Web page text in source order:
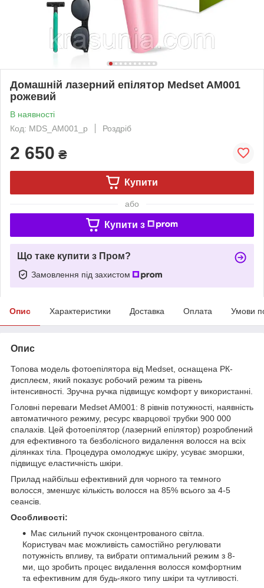
Домашній лазерний епілятор Medset AM001
рожевий
В наявності
Код: MDS_AM001_p
Роздріб
2 650 ₴
Купити
або
Купити з
Що таке купити з Пром?
Замовлення під захистом
Опис Характеристики Доставка Оплата Умови
Опис
Топова модель фотоепілятора від Medset, оснащена РК-
дисплеєм, який показує робочий режим та рівень
інтенсивності. Зручна ручка підвищує комфорт у використанні.
Головні переваги Medset AM001: 8 рівнів потужності, наявність
автоматичного режиму, ресурс кварцової трубки 900 000
спалахів. Цей фотоепілятор (лазерний епілятор) розроблений
для ефективного та безболісного видалення волосся на всіх
ділянках тіла. Процедура омолоджує шкіру, усуває зморшки,
підвищує еластичність шкіри.
Прилад найбільш ефективний для чорного та темного
волосся, зменшує кількість волосся на 85% всього за 4-5
сеансів.
Особливості:
Має сильний пучок сконцентрованого світла.
Користувач має можливість самостійно регулювати
потужність впливу, та вибрати оптимальний режим з 8-
ми, що зробить процес видалення волосся комфортним
та ефективним для будь-якого типу шкіри та чутливості.